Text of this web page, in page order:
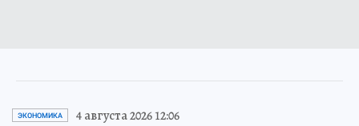
ЭКОНОМИКА 4 августа 2026 12:06